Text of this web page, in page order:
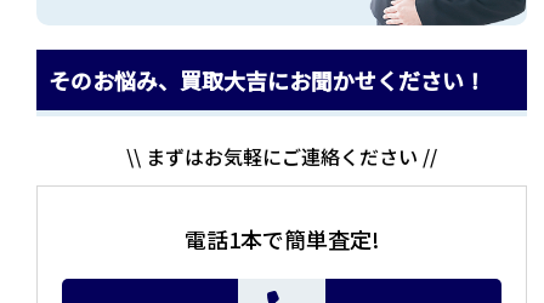
そのお悩み、買取大吉にお聞かせください！
\\ まずはお気軽にご連絡ください //
電話1本で簡単査定!